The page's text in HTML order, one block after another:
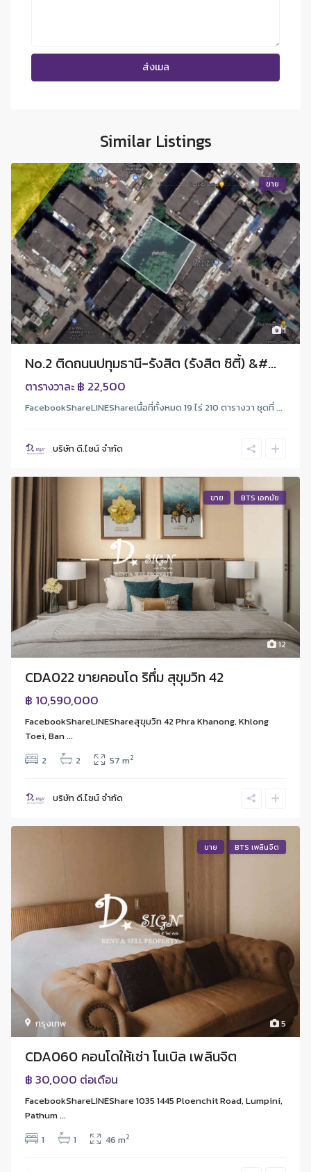
Similar Listings
1
ขาย
No.2 ติดถนนปทุมธานี-รังสิต (รังสิต ซิตี้) &#...
ตารางวาละ ฿ 22,500
FacebookShareLINEShareเนื้อที่ทั้งหมด 19 ไร่ 210 ตารางวา ชุดที่ ...
บริษัท ดี.ไซน์ จํากัด
12
ขาย BTS เอกมัย
CDA022 ขายคอนโด ริทึ่ม สุขุมวิท 42
฿ 10,590,000
FacebookShareLINEShareสุขุมวิท 42 Phra Khanong, Khlong
Toei, Ban ...
2
2 57 m2
บริษัท ดี.ไซน์ จํากัด
5
กรุงเทพ
ขาย BTS เพลินจิต
CDA060 คอนโดให้เช่า โนเบิล เพลินจิต
฿ 30,000 ต่อเดือน
FacebookShareLINEShare 1035 1445 Ploenchit Road, Lumpini,
Pathum ...
1
1 46 m2